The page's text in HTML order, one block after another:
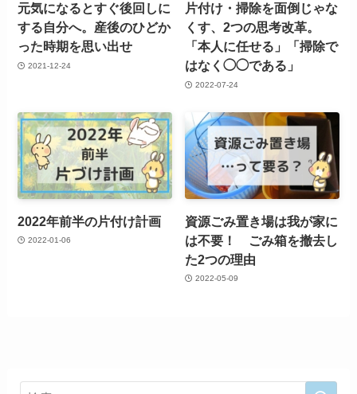
元気になるとすぐ後回しに
する自分へ。産後のひどか
った時期を思い出せ
2021-12-24
片付け・掃除を面倒じゃな
くす、2つの思考改革。
「本人に任せる」「掃除で
はなく◯◯である」
2022-07-24
2022年前半の片付け計画
2022-01-06
資源ごみ置き場は我が家に
は不要！ ごみ箱を撤去し
た2つの理由
2022-05-09